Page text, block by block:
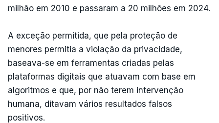
milhão em 2010 e passaram a 20 milhões em 2024.
A exceção permitida, que pela proteção de
menores permitia a violação da privacidade,
baseava-se em ferramentas criadas pelas
plataformas digitais que atuavam com base em
algoritmos e que, por não terem intervenção
humana, ditavam vários resultados falsos
positivos.